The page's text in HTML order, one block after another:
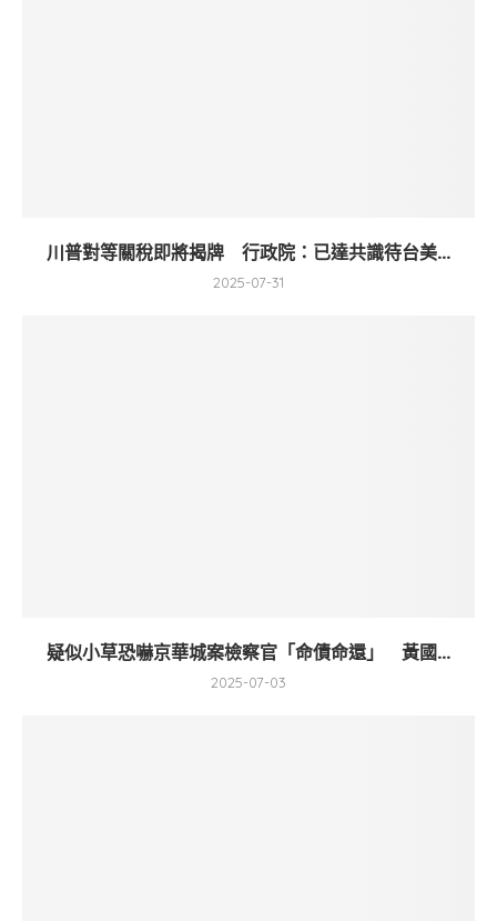
川普對等關稅即將揭牌 行政院：已達共識待台美...
2025-07-31
疑似小草恐嚇京華城案檢察官「命債命還」 黃國...
2025-07-03